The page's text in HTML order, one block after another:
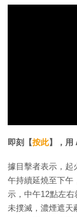
即刻【按此】，用
據目擊者表示，起
午持續延燒至下午
示，中午12點左
未撲滅，濃煙遮天